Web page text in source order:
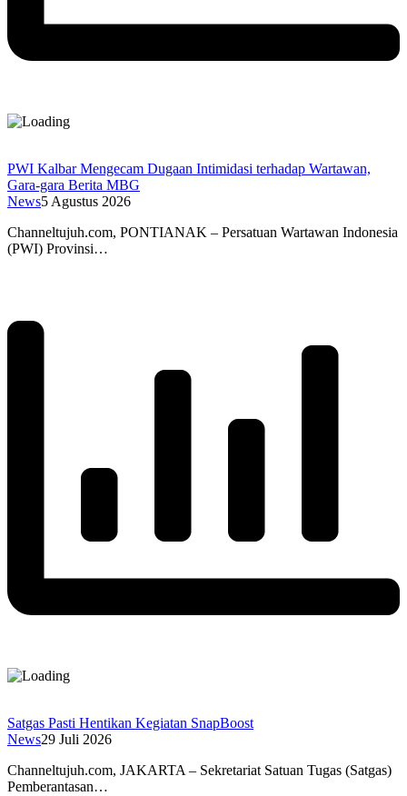
PWI Kalbar Mengecam Dugaan Intimidasi terhadap Wartawan,
Gara-gara Berita MBG
News5 Agustus 2026
Channeltujuh.com, PONTIANAK – Persatuan Wartawan Indonesia
(PWI) Provinsi…
Satgas Pasti Hentikan Kegiatan SnapBoost
News29 Juli 2026
Channeltujuh.com, JAKARTA – Sekretariat Satuan Tugas (Satgas)
Pemberantasan…